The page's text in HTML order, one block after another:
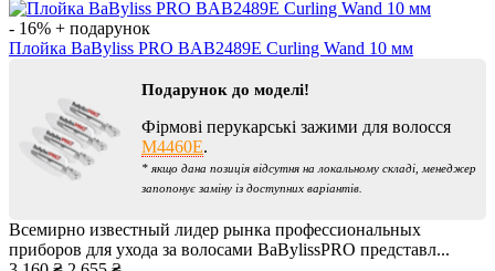
- 16% + подарунок
Плойка BaByliss PRO BAB2489E Curling Wand 10 мм
Подарунок до моделі!
Фірмові перукарські зажими для волосся
M4460E.
* якщо дана позиція відсутня на локальному складі, менеджер
запопонує заміну із доступних варіантів.
Всемирно известный лидер рынка профессиональных
приборов для ухода за волосами BaBylissPRO представл...